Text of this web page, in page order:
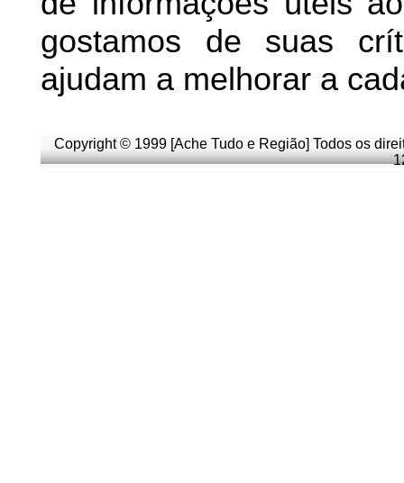
gostamos de suas
ajudam a melhorar a
Copyright © 1999 [Ache Tudo e Região] Todos os